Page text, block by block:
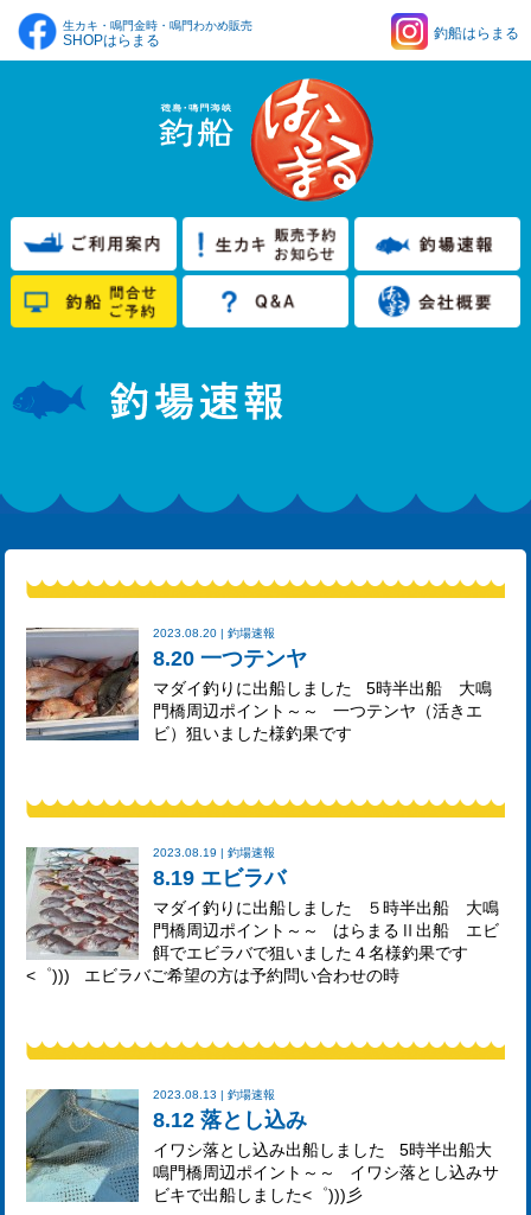
生カキ・鳴門金時・鳴門わかめ販売
SHOPはらまる 釣船はらまる
2023.08.20 | 釣場速報
8.20 一つテンヤ
マダイ釣りに出船しました 5時半出船 大鳴
門橋周辺ポイント～～ 一つテンヤ（活きエ
ビ）狙いました様釣果です
2023.08.19 | 釣場速報
8.19 エビラバ
マダイ釣りに出船しました ５時半出船 大鳴
門橋周辺ポイント～～ はらまるⅡ出船 エビ
餌でエビラバで狙いました４名様釣果です
<゜))) エビラバご希望の方は予約問い合わせの時
2023.08.13 | 釣場速報
8.12 落とし込み
イワシ落とし込み出船しました 5時半出船大
鳴門橋周辺ポイント～～ イワシ落とし込みサ
ビキで出船しました<゜)))彡